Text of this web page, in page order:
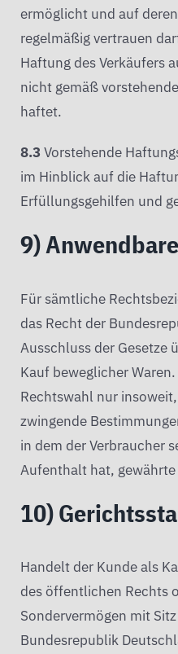
ermöglicht und auf
regelmäßig vertrauen
Haftung des Verkäufers
nicht gemäß
haftet.
8.3 Vorstehende
im Hinblick auf die
Erfüllungsgehilfen und
9)
Für sämtliche
das Recht der
Ausschluss der Gesetze
Kauf beweglicher
Rechtswahl nur
zwingende
in dem der Verbraucher
Aufenthalt hat,
10)
Handelt der Kunde als
des öffentlichen Rechts
Sondervermögen mit
Bundesrepublik